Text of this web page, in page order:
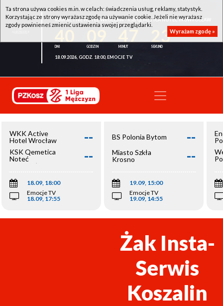
WKK ACTIVE HOTEL WROCŁAW - KSK QEMETICA NOTEĆ INOWROCŁAW
23
18.09.2026, GODZ. 18:00, EMOCJE TV
WKK Active
Hotel Wrocław
--
KSK Qemetica
Noteć
Inowrocław
--
18.09, 18:00
Emocje TV
18.09, 17:55
BS Polonia Bytom --
Miasto Szkła
Krosno
--
19.09, 15:00
Emocje TV
19.09, 14:55
Żak Insta-
Serwis
Koszalin
Ta strona używa cookies m.in. w celach: świadczenia usług, reklamy, statystyk.
Korzystając ze strony wyrażasz zgodę na używanie cookie. Jeżeli nie wyrażasz
zgody powinieneś zmienić ustawienia swojej przeglądarki.
Wyrażam zgodę »